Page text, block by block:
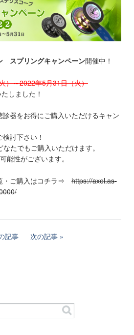
スプリングキャンペーン開催中！
～2022年5月31日（火）
しました！
器をお得にご購入いただけるキャン
討下さい！
たでもご購入いただけます。
能性がございます。
・ご購入はコチラ⇒ https://axel.as-
記事 次の記事